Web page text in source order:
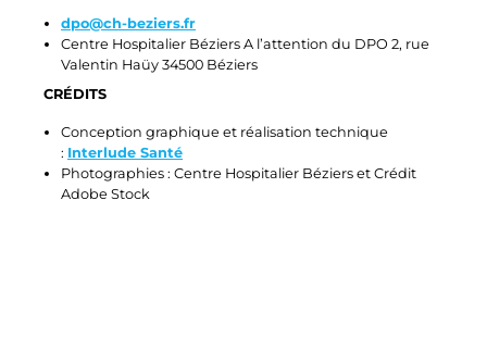
dpo@ch-beziers.fr
Centre Hospitalier Béziers A l’attention du DPO 2, rue
Valentin Haüy 34500 Béziers
CRÉDITS
Conception graphique et réalisation technique
: Interlude Santé
Photographies : Centre Hospitalier Béziers et Crédit
Adobe Stock